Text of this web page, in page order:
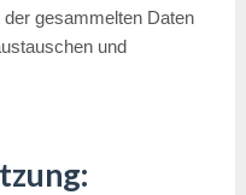
gesammelten Daten
und